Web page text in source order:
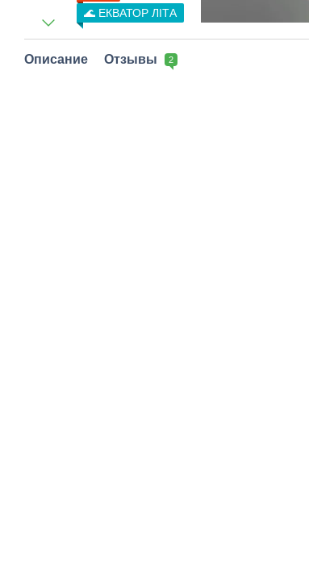
🌊 ЕКВАТОР ЛІТА
Описание Отзывы 2